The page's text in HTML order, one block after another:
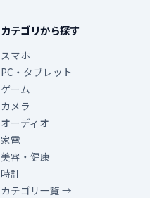
カテゴリから探す
スマホ
PC・タブレット
ゲーム
カメラ
オーディオ
家電
美容・健康
時計
カテゴリ一覧 →